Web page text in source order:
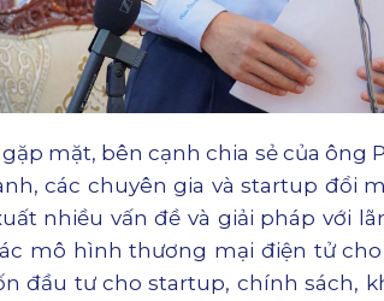
mặt, bên cạnh chia sẻ của ông
các chuyên gia và startup đổi
nhiều vấn đề và giải pháp với
mô hình thương mại điện tử
đầu tư cho startup, chính sách,